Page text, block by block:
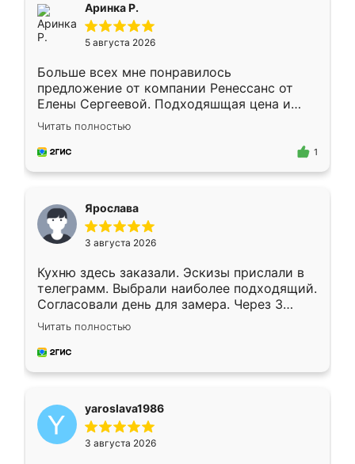
Аринка Р.
5 августа 2026
Больше всех мне понравилось
предложение от компании Ренессанс от
Елены Сергеевой. Подходяшщая цена и
короткие сроки изготовления. Приехавший
для замера сотрудник Владислав
предложил по моему эскизу самый
Читать полностью
1
Ярослава
3 августа 2026
Кухню здесь заказали. Эскизы прислали в
телеграмм. Выбрали наиболее подходящий.
Согласовали день для замера. Через 3
недели кухня была уже готова. Остались
довольны работой. Спасибо Ренессанс
мебель за качественную работу!
Читать полностью
yaroslava1986
3 августа 2026